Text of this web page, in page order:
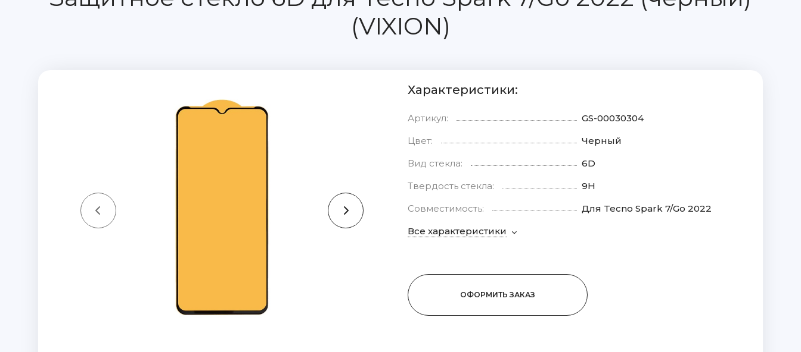
(VIXION)
Характеристики:
Артикул:
GS-00030304
Цвет:
Черный
Вид стекла:
6D
Твердость стекла:
9H
Совместимость:
Для Tecno Spark 7/Go 2022
Все характеристики
ОФОРМИТЬ ЗАКАЗ